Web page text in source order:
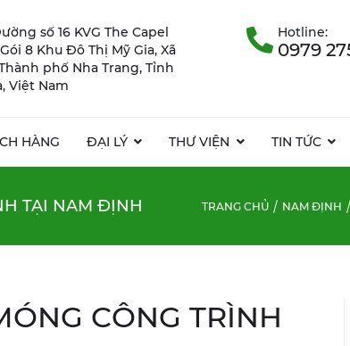
HÀNG ĐẠI LÝ THƯ VIỆN TIN TỨC
số 16 KVG The Capel
8 Khu Đô Thị Mỹ Gia, Xã
phố Nha Trang, Tỉnh
Việt Nam
Hotline:
0979
TẠI NAM ĐỊNH TRANG CHỦ NAM ĐỊNH
CÔNG TRÌNH